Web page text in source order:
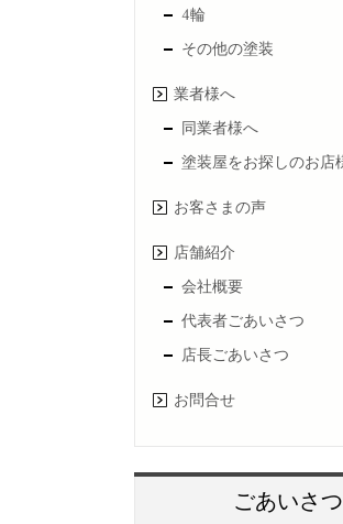
4輪
その他の塗装
業者様へ
同業者様へ
塗装屋をお探しのお店
お客さまの声
店舗紹介
会社概要
代表者ごあいさつ
店長ごあいさつ
お問合せ
ごあいさつ